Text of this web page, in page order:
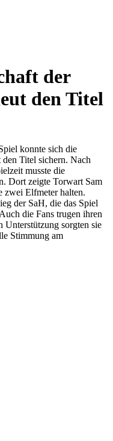
der
den Titel
konnte sich die
Titel sichern. Nach
musste die
Dort zeigte Torwart Sam
zwei Elfmeter halten.
der SaH, die das Spiel
die Fans trugen ihren
sorgten sie
Stimmung am